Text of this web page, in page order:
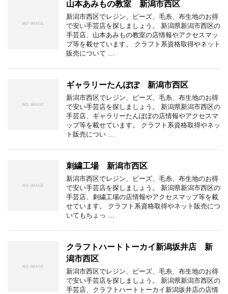
山本あみもの教室 新潟市西区
新潟市西区でレジン、ビーズ、毛糸、布生地のお得
で安い手芸店を探しましょう。 新潟県新潟市西区の
手芸店、山本あみもの教室の店情報やアクセスマッ
プ等を載せています。 クラフト系資格取得やネット
販売について …
ギャラリーたんぽぽ 新潟市西区
新潟市西区でレジン、ビーズ、毛糸、布生地のお得
で安い手芸店を探しましょう。 新潟県新潟市西区の
手芸店、ギャラリーたんぽぽの店情報やアクセスマ
ップ等を載せています。 クラフト系資格取得やネッ
ト販売につい …
刺繍工場 新潟市西区
新潟市西区でレジン、ビーズ、毛糸、布生地のお得
で安い手芸店を探しましょう。 新潟県新潟市西区の
手芸店、刺繍工場の店情報やアクセスマップ等を載
せています。 クラフト系資格取得やネット販売につ
いてもちょっ …
クラフトハートトーカイ新潟坂井店 新
潟市西区
新潟市西区でレジン、ビーズ、毛糸、布生地のお得
で安い手芸店を探しましょう。 新潟県新潟市西区の
手芸店、クラフトハートトーカイ新潟坂井店の店情